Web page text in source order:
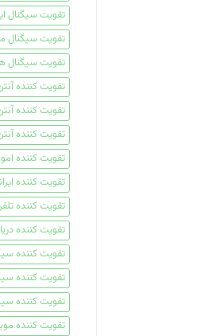
تقویت سیگنال
تقویت سیگنال
تقویت سیگنال
تقویت کننده
تقویت کننده
تقویت کننده
تقویت کننده
تقویت کننده
تقویت کننده
تقویت کننده
تقویت کننده
تقویت کننده
تقویت کننده
تقویت کننده